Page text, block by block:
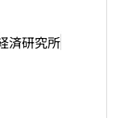
済研究所